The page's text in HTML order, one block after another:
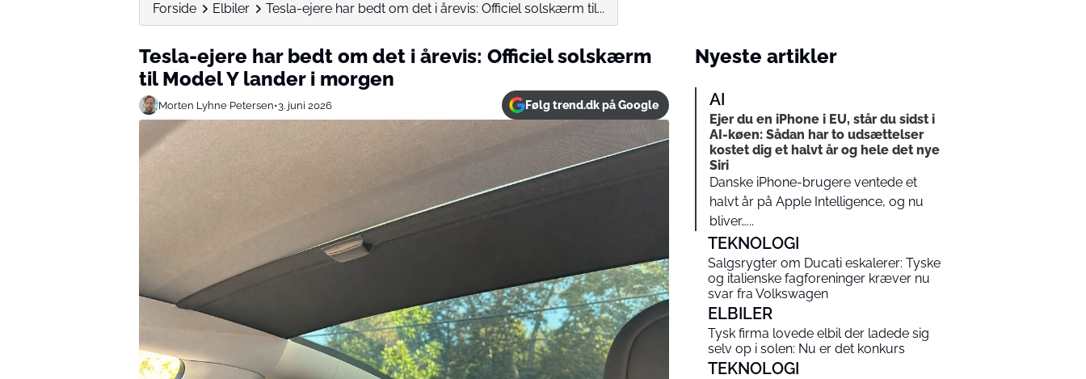
Forside Elbiler Tesla-ejere har bedt om det i årevis: Officiel solskærm til...
Tesla-ejere har bedt om det i årevis: Officiel solskærm
til Model Y lander i morgen
Morten Lyhne Petersen•3. juni 2026 Følg trend.dk på Google
Nyeste artikler
AI
Ejer du en iPhone i EU, står du sidst i
AI-køen: Sådan har to udsættelser
kostet dig et halvt år og hele det nye
Siri
Danske iPhone-brugere ventede et
halvt år på Apple Intelligence, og nu
bliver…...
TEKNOLOGI
Salgsrygter om Ducati eskalerer: Tyske
og italienske fagforeninger kræver nu
svar fra Volkswagen
ELBILER
Tysk firma lovede elbil der ladede sig
selv op i solen: Nu er det konkurs
TEKNOLOGI